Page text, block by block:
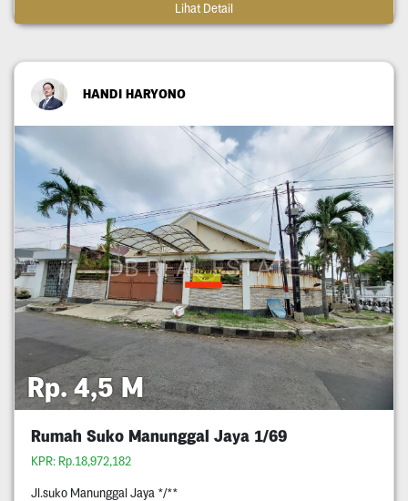
Lihat Detail
HANDI HARYONO
Rp. 4,5 M
Rumah Suko Manunggal Jaya 1/69
KPR: Rp.18,972,182
Jl.suko Manunggal Jaya */**